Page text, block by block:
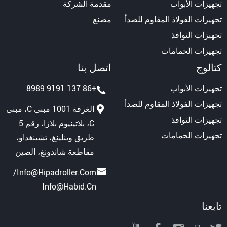
تجهيزات الأبواب
تجهيزات الفولاذ المقاوم للصدأ
تجهيزات النوافذ
تجهيزات الحمامات
مقدمة الشركة
مصنع
كتالوج
تجهيزات الأبواب
تجهيزات الفولاذ المقاوم للصدأ
تجهيزات النوافذ
تجهيزات الحمامات
اتصل بنا
+86 137 9191 8989
الغرفة 1001 مبنى C، مبنى
C، بلاتينيوم بلازا، رقم 5
طريق وينلينغ، تشينغداو،
مقاطعة شاندونغ، الصين
Info@hipadroller.com
/
Info@habid.cn
تابعنا